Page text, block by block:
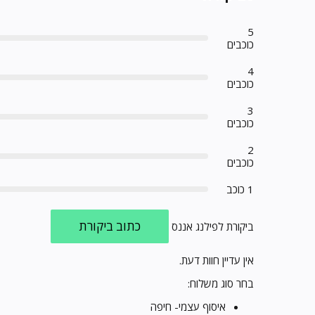
5
כוכבים
4
כוכבים
3
כוכבים
2
כוכבים
1 כוכב
ביקורת לפילנג אננס כתוב ביקורת
אין עדיין חוות דעת.
בחר סוג משלוח:
איסוף עצמי- חיפה